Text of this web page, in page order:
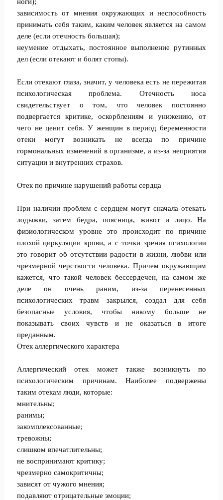
зависимость от мнения окружающих и неспособность
принимать себя таким, каким человек является на самом
деле (если отечность большая);
неумение отдыхать, постоянное выполнение рутинных
дел (если отекают и болят стопы).
Если отекают глаза, значит, у человека есть не пережитая
психологическая проблема. Отечность носа
свидетельствует о том, что человек постоянно
подвергается критике, оскорблениям и унижению, от
чего не ценит себя. У женщин в период беременности
отеки могут возникать не всегда по причине
гормональных изменений в организме, а из-за неприятия
ситуации и внутренних страхов.
Отек по причине нарушений работы сердца
При наличии проблем с сердцем могут сначала отекать
лодыжки, затем бедра, поясница, живот и лицо. На
физиологическом уровне это происходит по причине
плохой циркуляции крови, а с точки зрения психологии
это говорит об отсутствии радости в жизни, любви или
чрезмерной черствости человека. Причем окружающим
кажется, что такой человек бессердечен, на самом же
деле он очень раним, из-за перенесенных
психологических травм закрылся, создал для себя
безопасные условия, чтобы никому больше не
показывать своих чувств и не оказаться в итоге
преданным.
Отек аллергического характера
Аллергический отек может также возникнуть по
психологическим причинам. Наиболее подвержены
таким отекам люди, которые:
мнительны;
ранимы;
закомплексованные;
тревожны;
слишком впечатлительны;
не воспринимают критику;
чрезмерно самокритичны;
зависят от чужого мнения;
подавляют отрицательные эмоции;